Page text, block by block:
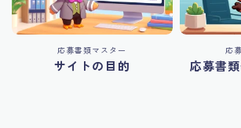
応募書類マスター
サイトの目的
応
応募書